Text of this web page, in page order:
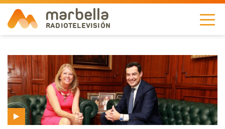
marbella
RADIOTELEVISIÓN
NOTICIAS
TELEVISIÓN
A LA CARTA